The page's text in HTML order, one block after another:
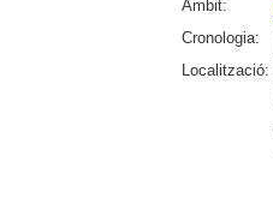
Àmbit:
Cronologia:
Localització: